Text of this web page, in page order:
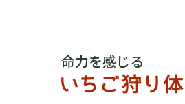
命力を感じる